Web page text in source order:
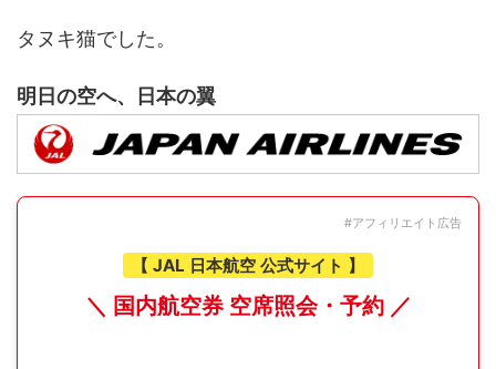
タヌキ猫でした。
明日の空へ、日本の翼
#アフィリエイト広告
【 JAL 日本航空 公式サイト 】
＼ 国内航空券 空席照会・予約 ／